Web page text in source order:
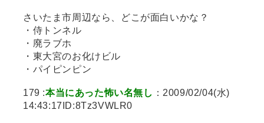
さいたま市周辺なら、どこが面白いかな？
・侍トンネル
・廃ラブホ
・東大宮のお化けビル
・パイピンピン
179 :本当にあった怖い名無し ：2009/02/04(水)
14:43:17ID:8Tz3VWLR0